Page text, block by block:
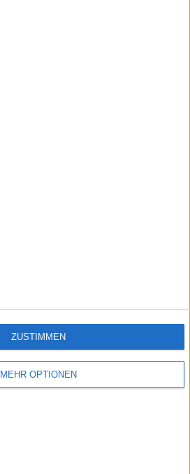
MEHR OPTIONEN
ZUSTIMMEN